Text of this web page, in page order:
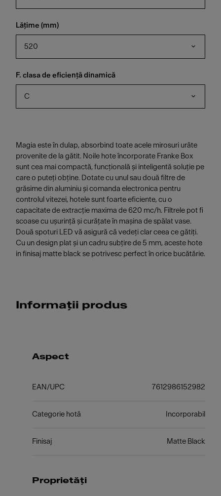
Lățime (mm)
520
F. clasa de eficiență dinamică
C
Magia este în dulap, absorbind toate acele mirosuri urâte
provenite de la gătit. Noile hote încorporate Franke Box
sunt cea mai compactă, funcțională și inteligentă soluție pe
care o puteți obține. Dotate cu unul sau două filtre de
grăsime din aluminiu și comanda electronica pentru
controlul vitezei, hotele sunt foarte eficiente, cu o
capacitate de extracție maxima de 620 mc/h. Filtrele pot fi
scoase cu ușurință și curățate în mașina de spălat vase.
Două spoturi LED vă asigură că vedeți clar ceea ce gătiți.
Cu un design plat și un cadru subțire de 5 mm, aceste hote
in finisaj matte black se potrivesc perfect în orice bucătărie.
Informații produs
Aspect
EAN/UPC 7612986152982
Categorie hotă Incorporabil
Finisaj Matte Black
Proprietăți